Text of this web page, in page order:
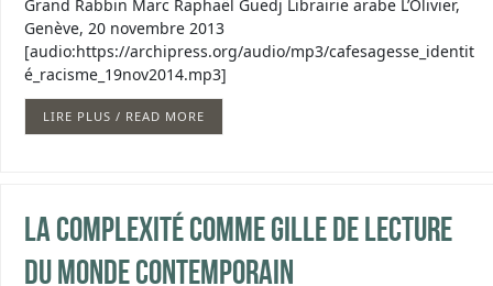
Grand Rabbin Marc Raphaël Guedj Librairie arabe L’Olivier,
Genève, 20 novembre 2013
[audio:https://archipress.org/audio/mp3/cafesagesse_identit
é_racisme_19nov2014.mp3]
LIRE PLUS / READ MORE
La Complexité comme gille de lecture
du monde contemporain